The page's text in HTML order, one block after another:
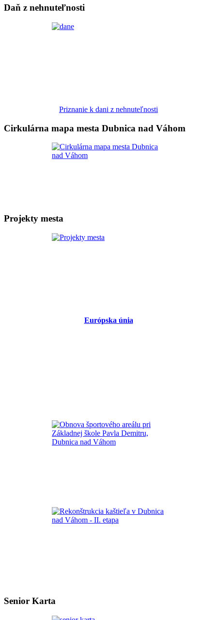
Daň z nehnuteľnosti
Priznanie k dani z nehnuteľnosti
Cirkulárna mapa mesta Dubnica nad Váhom
Projekty mesta
Európska únia
Senior Karta